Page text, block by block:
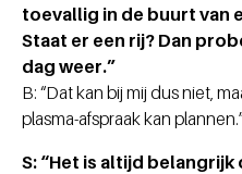
toevallig in de buurt van
Staat er een rij? Dan
dag weer.”
B: “Dat kan bij mij dus niet,
plasma-afspraak kan
S: “Het is altijd belangrijk